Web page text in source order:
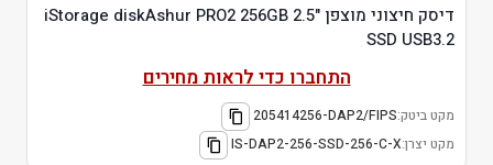
דיסק חיצוני מוצפן "2.5 iStorage diskAshur PRO2 256GB
SSD USB3.2
התחברו כדי לראות מחירים
מקט ביטק:205414256-DAP2/FIPS
מקט יצרן:IS-DAP2-256-SSD-256-C-X